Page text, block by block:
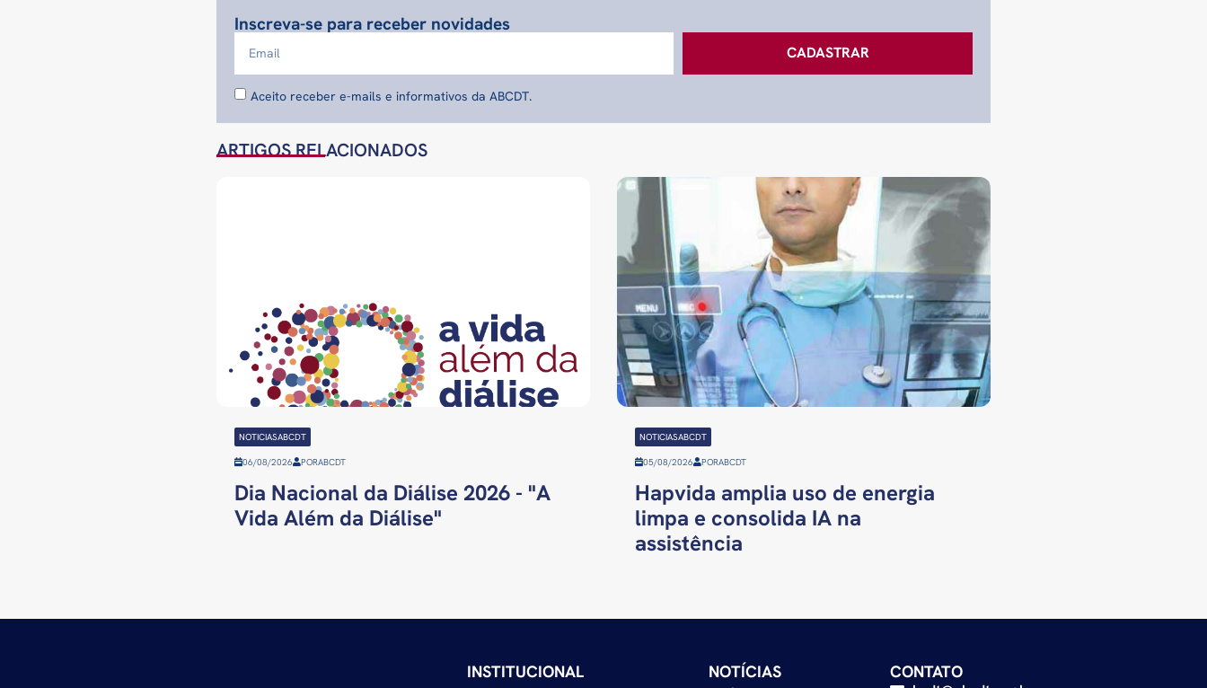
Inscreva-se para receber novidades
Aceito receber e-mails e informativos da ABCDT.
CADASTRAR
ARTIGOS RELACIONADOS
NOTICIASABCDT
06/08/2026 PORABCDT
Dia Nacional da Diálise 2026 - "A
Vida Além da Diálise"
NOTICIASABCDT
05/08/2026 PORABCDT
Hapvida amplia uso de energia
limpa e consolida IA na
assistência
INSTITUCIONAL NOTÍCIAS CONTATO